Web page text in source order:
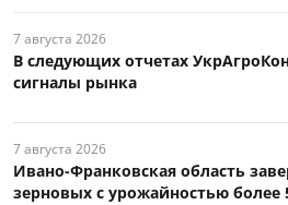
7 августа 2026
В следующих отчетах
сигналы рынка
7 августа 2026
Ивано-Франковская область
зерновых с урожайностью более